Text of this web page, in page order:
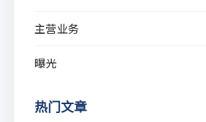
主营业务
曝光
热门文章